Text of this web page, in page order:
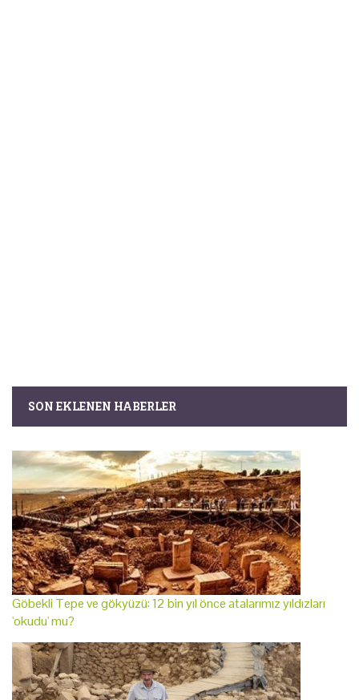
SON EKLENEN HABERLER
Göbekli Tepe ve gökyüzü: 12 bin yıl önce atalarımız yıldızları
'okudu' mu?